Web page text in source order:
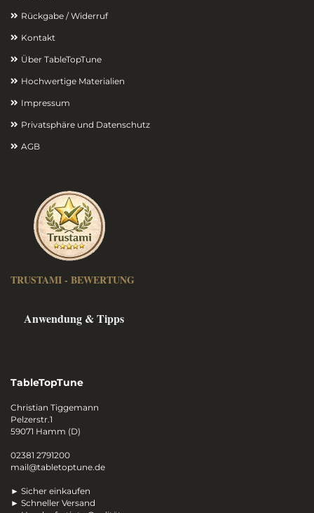
Rückgabe / Widerruf
Kontakt
Über TableTopTune
Hochwertige Materialien
Impressum
Privatsphäre und Datenschutz
AGB
TRUSTAMI - BEWERTUNG
Anwendung & Tipps
TableTopTune
Christian Tiggemann
Pelzerstr.1
59071 Hamm (D)
02381 2791200
mail@tabletoptune.de
► Sicher einkaufen
► Schneller Versand